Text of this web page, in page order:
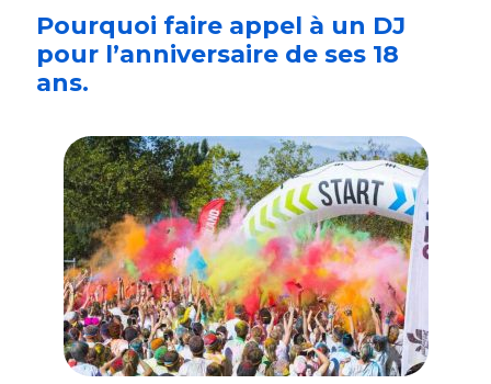
Pourquoi faire appel à un DJ
pour l’anniversaire de ses 18
ans.